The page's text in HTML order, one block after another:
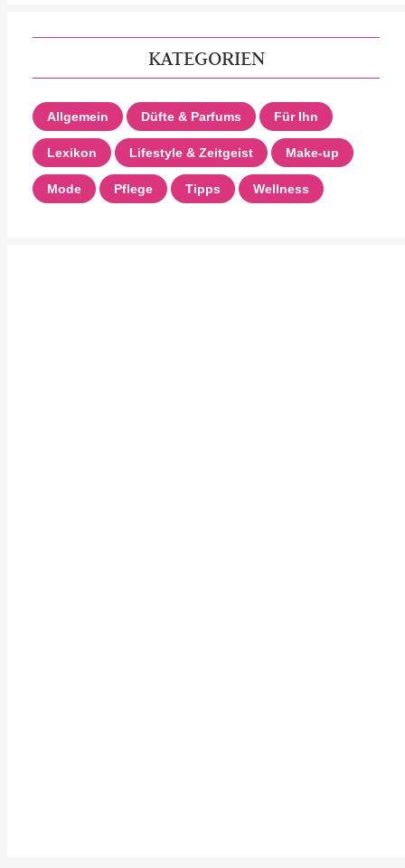
KATEGORIEN
Allgemein Düfte & Parfums Für Ihn
Lexikon Lifestyle & Zeitgeist Make-up
Mode Pflege Tipps Wellness